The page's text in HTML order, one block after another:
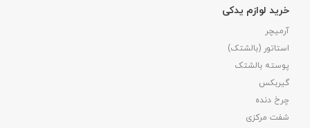
خرید لوازم یدکی
آرمیچر
استاتور (بالشتک)
پوسته بالشتک
گیربکس
چرخ دنده
شفت مرکزی